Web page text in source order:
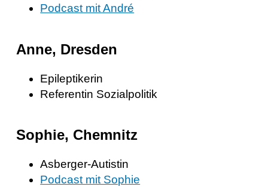
Podcast mit André
Anne, Dresden
Epileptikerin
Referentin Sozialpolitik
Sophie, Chemnitz
Asberger-Autistin
Podcast mit Sophie